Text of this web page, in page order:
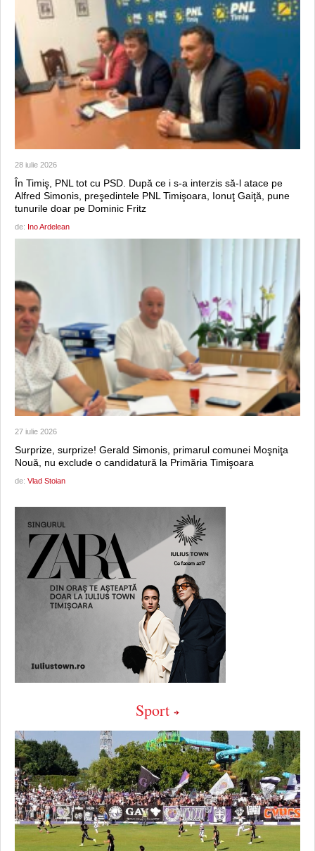
28 iulie 2026
În Timiş, PNL tot cu PSD. După ce i s-a interzis să-l atace pe
Alfred Simonis, preşedintele PNL Timişoara, Ionuţ Gaiţă, pune
tunurile doar pe Dominic Fritz
de: Ino Ardelean
27 iulie 2026
Surprize, surprize! Gerald Simonis, primarul comunei Moşniţa
Nouă, nu exclude o candidatură la Primăria Timişoara
de: Vlad Stoian
Sport